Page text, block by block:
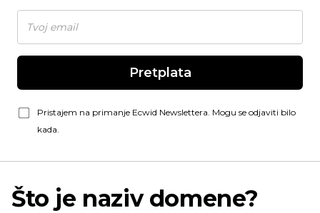
Pretplata
Pristajem na primanje Ecwid Newslettera. Mogu se odjaviti bilo
kada.
Što je naziv domene?